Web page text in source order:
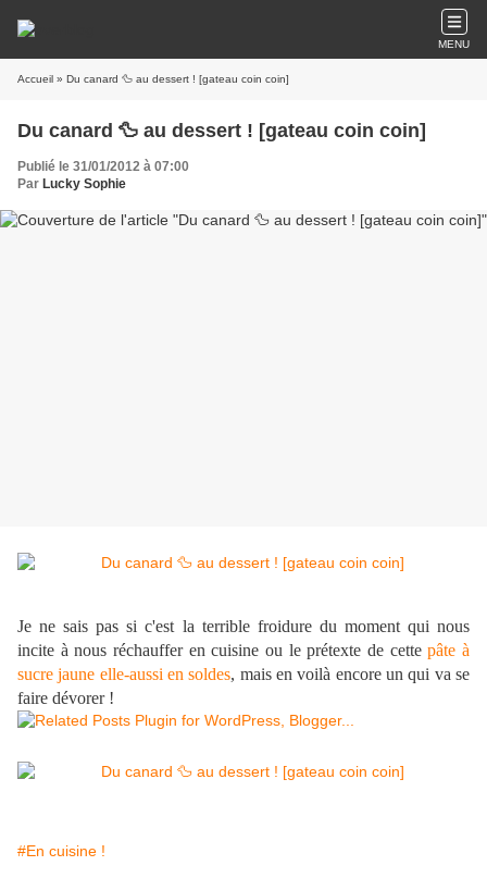
MENU
Accueil » Du canard 🦆 au dessert ! [gateau coin coin]
Du canard 🦆 au dessert ! [gateau coin coin]
Publié le 31/01/2012 à 07:00
Par Lucky Sophie
Je ne sais pas si c'est la terrible froidure du moment qui nous
incite à nous réchauffer en cuisine ou le prétexte de cettepâte à
sucre jaune elle-aussi en soldes, mais en voilà encore un qui va se
faire dévorer !
#En cuisine !